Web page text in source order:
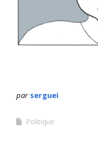
par serguei
Politique